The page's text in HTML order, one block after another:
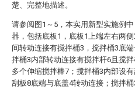
楚、完整地描述。
请参阅图1～5，本实用新型实施例
器，包括底板1，底板1上端左右两
间转动连接有搅拌桶3，搅拌桶3底
拌桶3内部转动连接有搅拌杆6且搅
多个伸缩搅拌棒7；搅拌桶3内部设
刮板8底端与底盖4转动连接；搅拌